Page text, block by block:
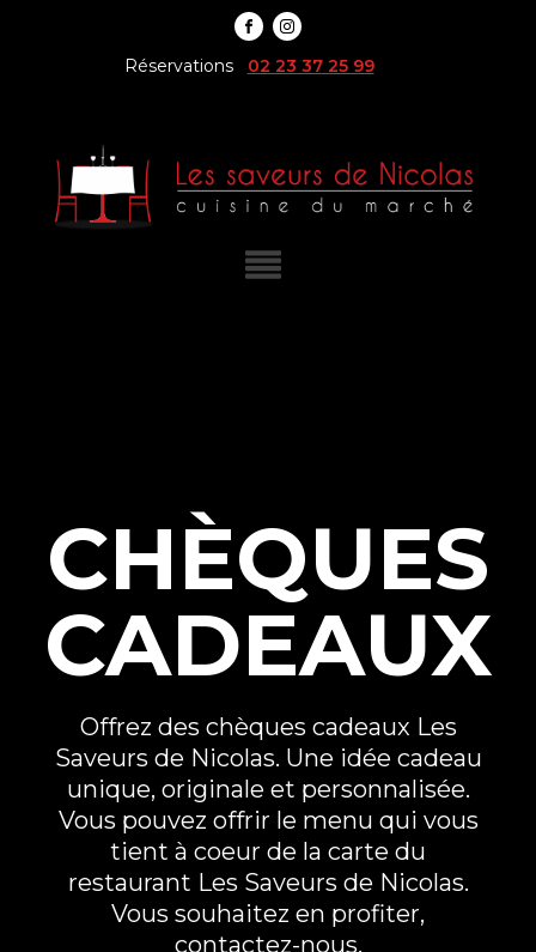
Réservations 02 23 37 25 99
CHÈQUES
CADEAUX
Offrez des chèques cadeaux Les
Saveurs de Nicolas. Une idée cadeau
unique, originale et personnalisée.
Vous pouvez offrir le menu qui vous
tient à coeur de la carte du
restaurant Les Saveurs de Nicolas.
Vous souhaitez en profiter,
contactez-nous.